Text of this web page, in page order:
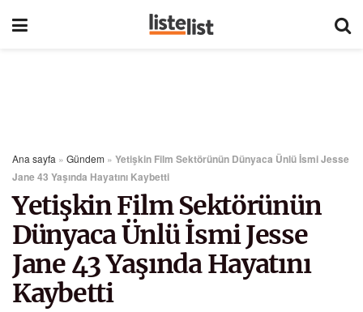
Ana sayfa » Gündem » Yetişkin Film Sektörünün Dünyaca Ünlü İsmi Jesse
Jane 43 Yaşında Hayatını Kaybetti
Yetişkin Film Sektörünün
Dünyaca Ünlü İsmi Jesse
Jane 43 Yaşında Hayatını
Kaybetti